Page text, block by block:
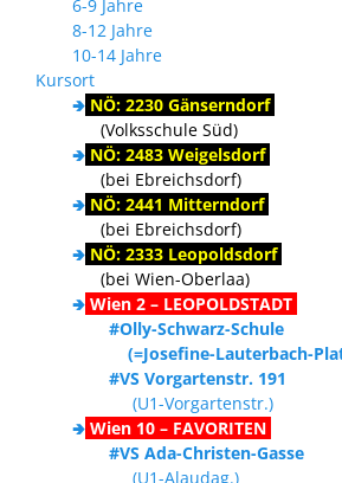
6-9 Jahre
8-12 Jahre
10-14 Jahre
Kursort
🢂 NÖ: 2230 Gänserndorf
(Volksschule Süd)
🢂 NÖ: 2483 Weigelsdorf
(bei Ebreichsdorf)
🢂 NÖ: 2441 Mitterndorf
(bei Ebreichsdorf)
🢂 NÖ: 2333 Leopoldsdorf
(bei Wien-Oberlaa)
🢂 Wien 2 – LEOPOLDSTADT
#Olly-Schwarz-Schule
(=Josefine-Lauterbach-
#VS Vorgartenstr. 191
(U1-Vorgartenstr.)
🢂 Wien 10 – FAVORITEN
#VS Ada-Christen-Gasse
(U1-Alaudag.)